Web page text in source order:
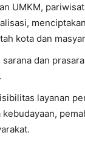
UMKM,
kota dan
dan
layanan